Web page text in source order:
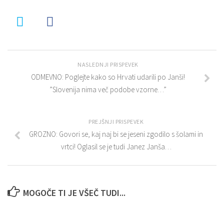
NASLEDNJI PRISPEVEK
ODMEVNO: Poglejte kako so Hrvati udarili po Janši!
”Slovenija nima več podobe vzorne…”
PREJŠNJI PRISPEVEK
GROZNO: Govori se, kaj naj bi se jeseni zgodilo s šolami in
vrtci! Oglasil se je tudi Janez Janša…
MOGOČE TI JE VŠEČ TUDI...